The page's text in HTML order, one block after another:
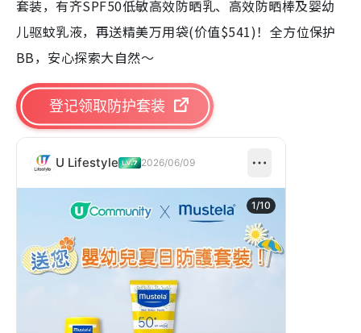
套装，有齐SPF50低敏高效防晒乳、高效防晒棒及婴幼
儿驱蚊乳液，再送精美万用袋(价值$541)！全方位保护
BB，安心探索大自然～
登记领取防护套装